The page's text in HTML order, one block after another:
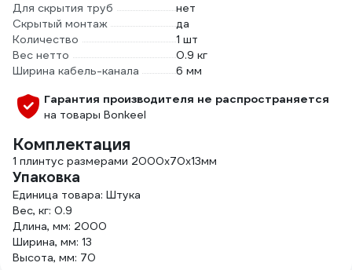
Для скрытия труб
нет
Скрытый монтаж
да
Количество
1 шт
Вес нетто
0.9 кг
Ширина кабель-канала
6 мм
Гарантия производителя не распространяется
на товары Bonkeel
Комплектация
1 плинтус размерами 2000х70х13мм
Упаковка
Единица товара: Штука
Вес, кг: 0.9
Длина, мм: 2000
Ширина, мм: 13
Высота, мм: 70